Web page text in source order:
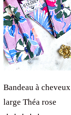
Bandeau à cheveux
large Théa rose